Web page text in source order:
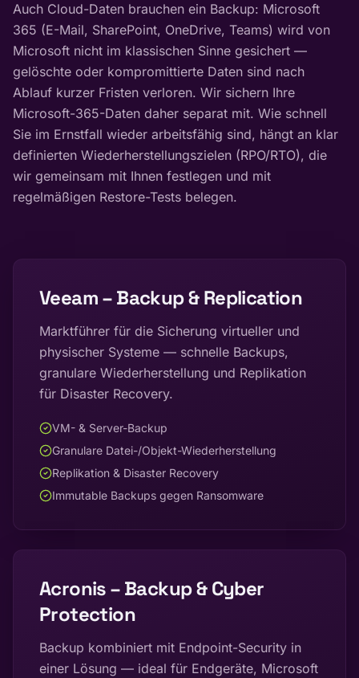
Auch Cloud-Daten brauchen ein Backup: Microsoft
365 (E-Mail, SharePoint, OneDrive, Teams) wird von
Microsoft nicht im klassischen Sinne gesichert —
gelöschte oder kompromittierte Daten sind nach
Ablauf kurzer Fristen verloren. Wir sichern Ihre
Microsoft-365-Daten daher separat mit. Wie schnell
Sie im Ernstfall wieder arbeitsfähig sind, hängt an klar
definierten Wiederherstellungszielen (RPO/RTO), die
wir gemeinsam mit Ihnen festlegen und mit
regelmäßigen Restore-Tests belegen.
Veeam – Backup & Replication
Marktführer für die Sicherung virtueller und
physischer Systeme — schnelle Backups,
granulare Wiederherstellung und Replikation
für Disaster Recovery.
VM- & Server-Backup
Granulare Datei-/Objekt-Wiederherstellung
Replikation & Disaster Recovery
Immutable Backups gegen Ransomware
Acronis – Backup & Cyber
Protection
Backup kombiniert mit Endpoint-Security in
einer Lösung — ideal für Endgeräte, Microsoft